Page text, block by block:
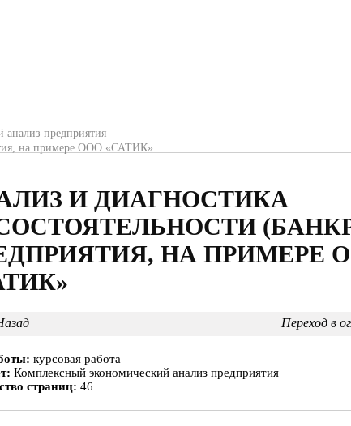
предприятия
на примере ООО «САТИК»
И ДИАГНОСТИКА
НА ПРИМЕРЕ
Переход в
курсовая работа
Комплексный экономический анализ предприятия
страниц: 46